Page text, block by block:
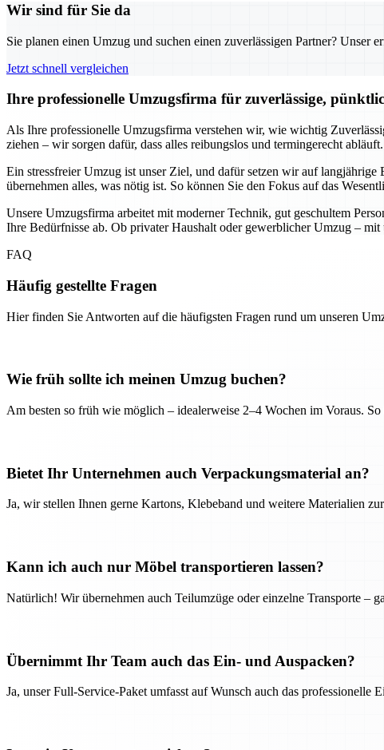
Wir sind für Sie da
Sie planen einen Umzug und suchen einen zuverlässigen Partner? Unser
Jetzt schnell vergleichen
Ihre professionelle Umzugsfirma für zuverlässige,
Als Ihre professionelle Umzugsfirma verstehen wir, wie wichtig
ziehen – wir sorgen dafür, dass alles reibungslos und termingerecht
Ein stressfreier Umzug ist unser Ziel, und dafür setzen wir auf
übernehmen alles, was nötig ist. So können Sie den Fokus auf das
Unsere Umzugsfirma arbeitet mit moderner Technik, gut geschultem
Ihre Bedürfnisse ab. Ob privater Haushalt oder gewerblicher Umzug –
FAQ
Häufig gestellte Fragen
Hier finden Sie Antworten auf die häufigsten Fragen rund um unseren
Wie früh sollte ich meinen Umzug buchen?
Am besten so früh wie möglich – idealerweise 2–4 Wochen im Voraus.
Bietet Ihr Unternehmen auch Verpackungsmaterial an?
Ja, wir stellen Ihnen gerne Kartons, Klebeband und weitere Materialien
Kann ich auch nur Möbel transportieren lassen?
Natürlich! Wir übernehmen auch Teilumzüge oder einzelne Transporte –
Übernimmt Ihr Team auch das Ein- und Auspacken?
Ja, unser Full-Service-Paket umfasst auf Wunsch auch das professionelle